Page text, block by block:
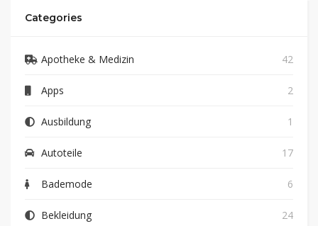
Categories
Apotheke & Medizin 42
Apps 2
Ausbildung 1
Autoteile 17
Bademode 6
Bekleidung 24